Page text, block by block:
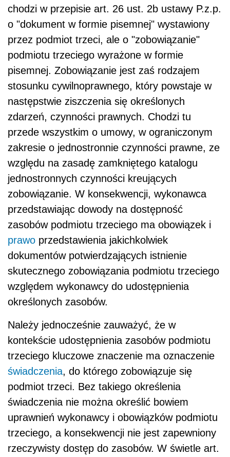
chodzi w przepisie art. 26 ust. 2b ustawy P.z.p.
o "dokument w formie pisemnej" wystawiony
przez podmiot trzeci, ale o "zobowiązanie"
podmiotu trzeciego wyrażone w formie
pisemnej. Zobowiązanie jest zaś rodzajem
stosunku cywilnoprawnego, który powstaje w
następstwie ziszczenia się określonych
zdarzeń, czynności prawnych. Chodzi tu
przede wszystkim o umowy, w ograniczonym
zakresie o jednostronnie czynności prawne, ze
względu na zasadę zamkniętego katalogu
jednostronnych czynności kreujących
zobowiązanie. W konsekwencji, wykonawca
przedstawiając dowody na dostępność
zasobów podmiotu trzeciego ma obowiązek i
prawo przedstawienia jakichkolwiek
dokumentów potwierdzających istnienie
skutecznego zobowiązania podmiotu trzeciego
względem wykonawcy do udostępnienia
określonych zasobów.
Należy jednocześnie zauważyć, że w
kontekście udostępnienia zasobów podmiotu
trzeciego kluczowe znaczenie ma oznaczenie
świadczenia, do którego zobowiązuje się
podmiot trzeci. Bez takiego określenia
świadczenia nie można określić bowiem
uprawnień wykonawcy i obowiązków podmiotu
trzeciego, a konsekwencji nie jest zapewniony
rzeczywisty dostęp do zasobów. W świetle art.